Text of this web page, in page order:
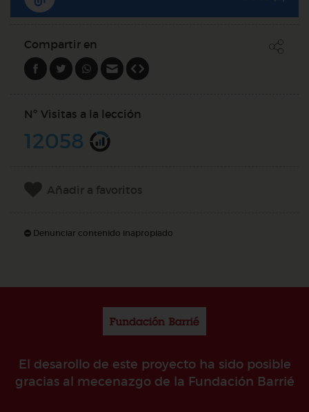
Compartir en
Nº Visitas a la lección
12058
Añadir a favoritos
Denunciar contenido inapropiado
El desarollo de este proyecto ha sido posible
gracias al mecenazgo de la Fundación Barrié